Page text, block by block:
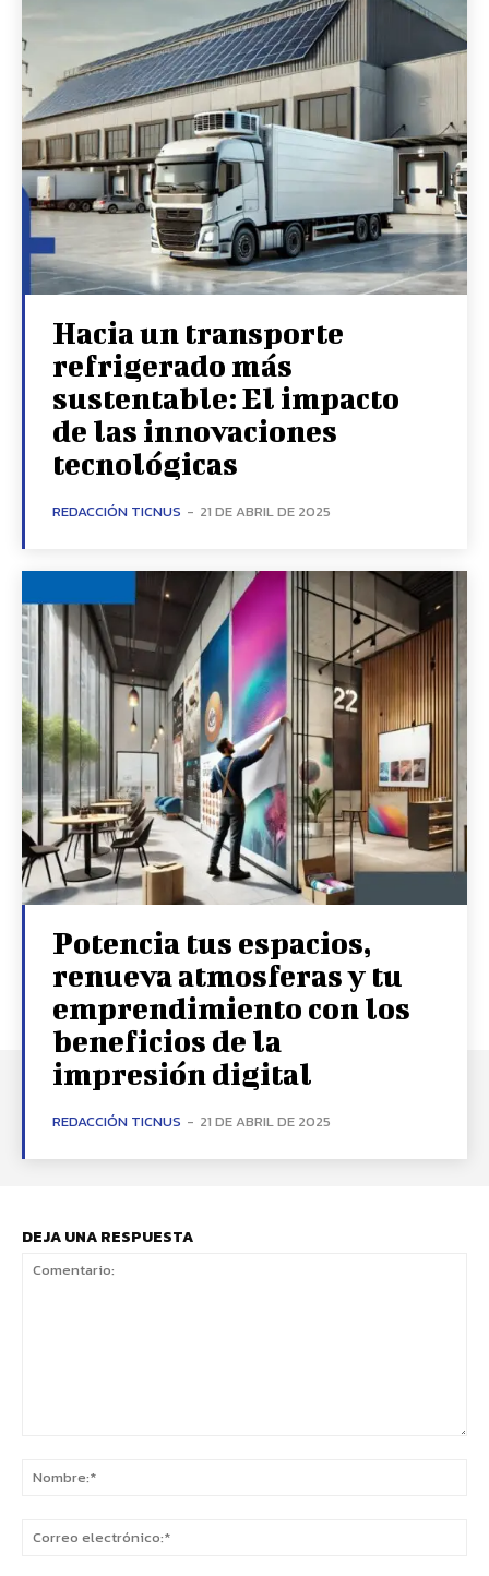
Hacia un transporte
refrigerado más
sustentable: El impacto
de las innovaciones
tecnológicas
REDACCIÓN TICNUS - 21 DE ABRIL DE 2025
Potencia tus espacios,
renueva atmosferas y tu
emprendimiento con los
beneficios de la
impresión digital
REDACCIÓN TICNUS - 21 DE ABRIL DE 2025
DEJA UNA RESPUESTA